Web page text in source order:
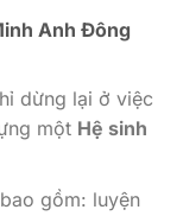
Anh Đông
dừng lại ở việc
một Hệ sinh
gồm: luyện